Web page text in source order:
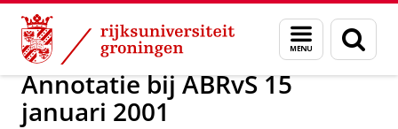
Skip
Content
Skip
Navigation
Menu
en
zoeken
Over ons Handhaving
Annotatie bij ABRvS 15
januari 2001